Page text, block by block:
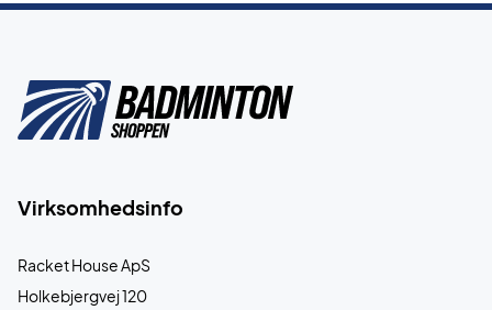
Virksomhedsinfo
Racket House ApS
Holkebjergvej 120